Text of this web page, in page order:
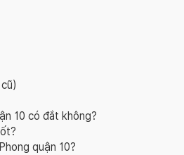
10 có đắt không?
quận 10?